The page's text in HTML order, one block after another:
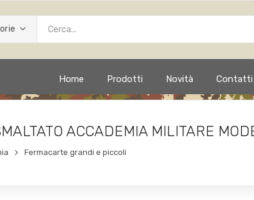
Home Prodotti Novità Contatti
ACCADEMIA MILITARE
Fermacarte grandi e piccoli